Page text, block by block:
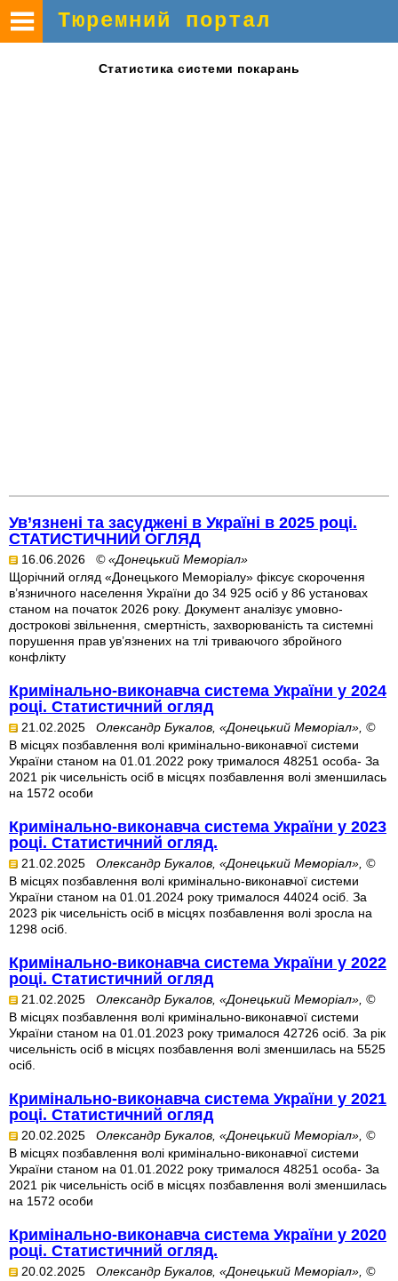
Тюремний портал
Статистика системи покарань
Ув’язнені та засуджені в Україні в 2025 році.
СТАТИСТИЧНИЙ ОГЛЯД
16.06.2026 © «Донецький Меморіал»
Щорічний огляд «Донецького Меморіалу» фіксує скорочення
в’язничного населення України до 34 925 осіб у 86 установах
станом на початок 2026 року. Документ аналізує умовно-
дострокові звільнення, смертність, захворюваність та системні
порушення прав ув’язнених на тлі триваючого збройного
конфлікту
Кримінально-виконавча система України у 2024
році. Статистичний огляд
21.02.2025 Олександр Букалов, «Донецький Меморіал», ©
В місцях позбавлення волі кримінально-виконавчої системи
України станом на 01.01.2022 року трималося 48251 особа- За
2021 рік чисельність осіб в місцях позбавлення волі зменшилась
на 1572 особи
Кримінально-виконавча система України у 2023
році. Статистичний огляд.
21.02.2025 Олександр Букалов, «Донецький Меморіал», ©
В місцях позбавлення волі кримінально-виконавчої системи
України станом на 01.01.2024 року трималося 44024 осіб. За
2023 рік чисельність осіб в місцях позбавлення волі зросла на
1298 осіб.
Кримінально-виконавча система України у 2022
році. Статистичний огляд
21.02.2025 Олександр Букалов, «Донецький Меморіал», ©
В місцях позбавлення волі кримінально-виконавчої системи
України станом на 01.01.2023 року трималося 42726 осіб. За рік
чисельність осіб в місцях позбавлення волі зменшилась на 5525
осіб.
Кримінально-виконавча система України у 2021
році. Статистичний огляд
20.02.2025 Олександр Букалов, «Донецький Меморіал», ©
В місцях позбавлення волі кримінально-виконавчої системи
України станом на 01.01.2022 року трималося 48251 особа- За
2021 рік чисельність осіб в місцях позбавлення волі зменшилась
на 1572 особи
Кримінально-виконавча система України у 2020
році. Статистичний огляд.
20.02.2025 Олександр Букалов, «Донецький Меморіал», ©